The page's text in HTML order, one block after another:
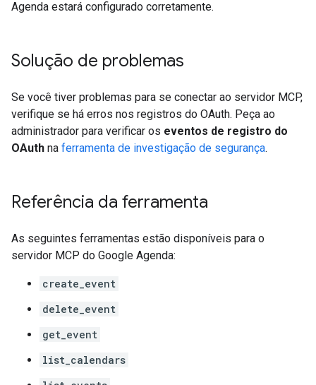
Agenda estará configurado corretamente.
Solução de problemas
Se você tiver problemas para se conectar ao servidor MCP,
verifique se há erros nos registros do OAuth. Peça ao
administrador para verificar os eventos de registro do
OAuth na ferramenta de investigação de segurança.
Referência da ferramenta
As seguintes ferramentas estão disponíveis para o
servidor MCP do Google Agenda:
create_event
delete_event
get_event
list_calendars